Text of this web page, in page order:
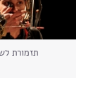
תזמורת